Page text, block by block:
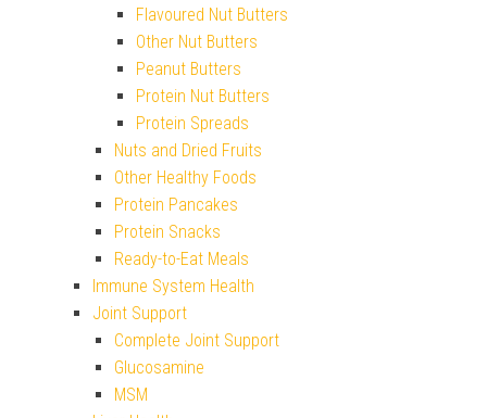
Flavoured Nut Butters
Other Nut Butters
Peanut Butters
Protein Nut Butters
Protein Spreads
Nuts and Dried Fruits
Other Healthy Foods
Protein Pancakes
Protein Snacks
Ready-to-Eat Meals
Immune System Health
Joint Support
Complete Joint Support
Glucosamine
MSM